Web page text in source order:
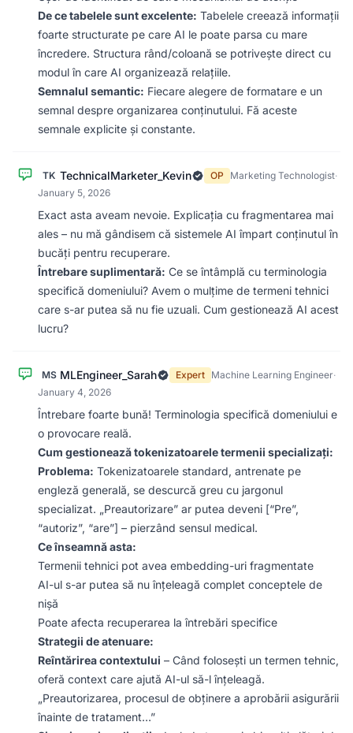
De ce tabelele sunt excelente: Tabelele creează informații
foarte structurate pe care AI le poate parsa cu mare
încredere. Structura rând/coloană se potrivește direct cu
modul în care AI organizează relațiile.
Semnalul semantic: Fiecare alegere de formatare e un
semnal despre organizarea conținutului. Fă aceste
semnale explicite și constante.
TK TechnicalMarketer_Kevin OP Marketing Technologist·
January 5, 2026
Exact asta aveam nevoie. Explicația cu fragmentarea mai
ales – nu mă gândisem că sistemele AI împart conținutul în
bucăți pentru recuperare.
Întrebare suplimentară: Ce se întâmplă cu terminologia
specifică domeniului? Avem o mulțime de termeni tehnici
care s-ar putea să nu fie uzuali. Cum gestionează AI acest
lucru?
MS MLEngineer_Sarah Expert Machine Learning Engineer·
January 4, 2026
Întrebare foarte bună! Terminologia specifică domeniului e
o provocare reală.
Cum gestionează tokenizatoarele termenii specializați:
Problema: Tokenizatoarele standard, antrenate pe
engleză generală, se descurcă greu cu jargonul
specializat. „Preautorizare” ar putea deveni [“Pre”,
“autoriz”, “are”] – pierzând sensul medical.
Ce înseamnă asta:
Termenii tehnici pot avea embedding-uri fragmentate
AI-ul s-ar putea să nu înțeleagă complet conceptele de
nișă
Poate afecta recuperarea la întrebări specifice
Strategii de atenuare:
Reîntărirea contextului – Când folosești un termen tehnic,
oferă context care ajută AI-ul să-l înțeleagă.
„Preautorizarea, procesul de obținere a aprobării asigurării
înainte de tratament…”